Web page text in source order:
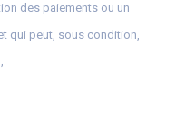
des paiements ou un
qui peut, sous condition,